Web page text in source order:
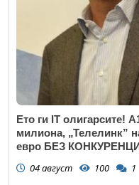
Ето ги IT олигарсите!
милиона, „Телелинк”
евро БЕЗ
04 август 100 1